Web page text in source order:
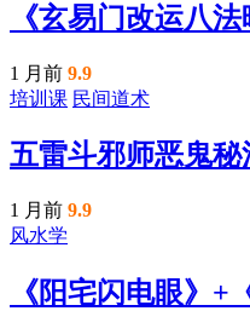
《玄易门改运八法
1 月前 9.9
培训课 民间道术
五雷斗邪师恶鬼秘
1 月前 9.9
风水学
《阳宅闪电眼》+